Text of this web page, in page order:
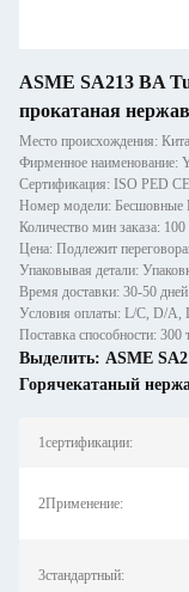
ASME SA213 BA
прокатаная
Место происхождения:
Фирменное наименование:
Сертификация: ISO PED
Номер модели: Бесшовные
Количество мин заказа: 100
Цена: Подлежит
Упаковывая детали:
Время доставки: 30-50 дней
Условия оплаты: L/C, D/A,
Поставка способности: 300
Выделить: ASME
Горячекатаный
1сертификации:
2Применение:
3стандартный: